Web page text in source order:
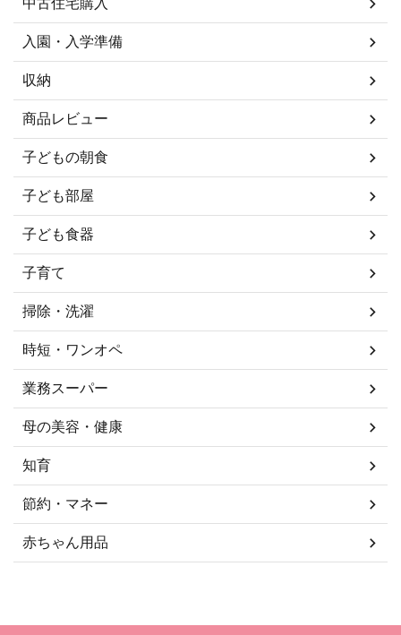
入園・入学準備
収納
商品レビュー
子どもの朝食
子ども部屋
子ども食器
子育て
掃除・洗濯
時短・ワンオペ
業務スーパー
母の美容・健康
知育
節約・マネー
赤ちゃん用品